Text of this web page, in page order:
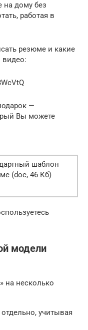
на дому без
работая в
резюме и какие
видео:
—
Вы можете
шаблон
(doc, 46 Кб)
модели
на несколько
учитывая